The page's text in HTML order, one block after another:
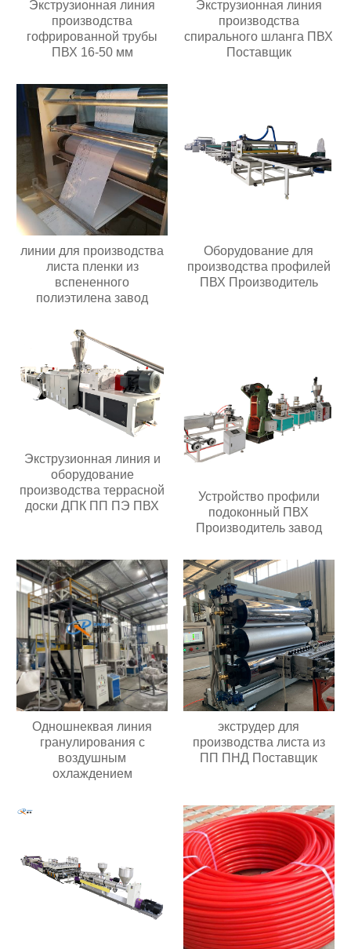
Экструзионная линия
производства
гофрированной трубы
ПВХ 16-50 мм
Экструзионная линия
производства
спирального шланга ПВХ
Поставщик
линии для производства
листа пленки из
вспененного
полиэтилена завод
Оборудование для
производства профилей
ПВХ Производитель
Экструзионная линия и
оборудование
производства террасной
доски ДПК ПП ПЭ ПВХ
Устройство профили
подоконный ПВХ
Производитель завод
Одношнеквая линия
гранулирования с
воздушным
охлаждением
экструдер для
производства листа из
ПП ПНД Поставщик